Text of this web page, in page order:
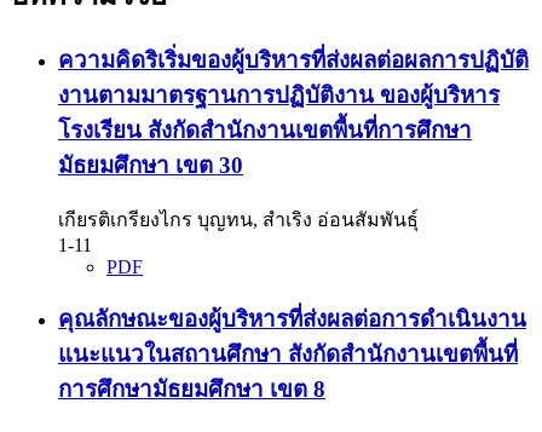
ความคิดริเริ่มของผู้บริหารที่ส่งผลต่อผลการปฏิบัติ
งานตามมาตรฐานการปฏิบัติงาน ของผู้บริหาร
โรงเรียน สังกัดสำนักงานเขตพื้นที่การศึกษา
มัธยมศึกษา เขต 30
เกียรติเกรียงไกร บุญทน, สำเริง อ่อนสัมพันธุ์
1-11
PDF
คุณลักษณะของผู้บริหารที่ส่งผลต่อการดำเนินงาน
แนะแนวในสถานศึกษา สังกัดสำนักงานเขตพื้นที่
การศึกษามัธยมศึกษา เขต 8